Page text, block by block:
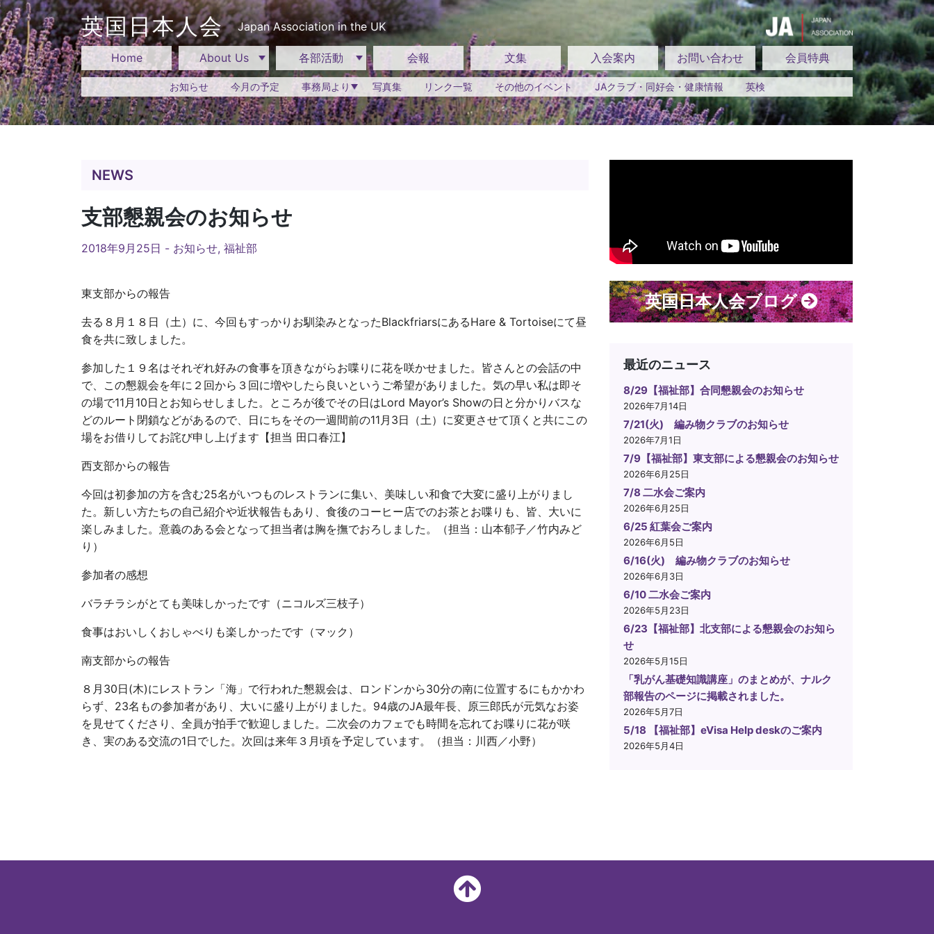
Skip
to
content
英国日本人会 Japan Association in the UK
Home About Us 各部活動 会報 文集 入会案内 お問い合わせ 会員特典
お知らせ 今月の予定 事務局より 写真集 リンク一覧 その他のイベント JAクラブ・同好会・健康情報 英検
NEWS
支部懇親会のお知らせ
2018年9月25日 - お知らせ, 福祉部
東支部からの報告
去る８月１８日（土）に、今回もすっかりお馴染みとなったBlackfriarsにあるHare & Tortoiseにて昼
食を共に致しました。
参加した１９名はそれぞれ好みの食事を頂きながらお喋りに花を咲かせました。皆さんとの会話の中
で、この懇親会を年に２回から３回に増やしたら良いというご希望がありました。気の早い私は即そ
の場で11月10日とお知らせしました。ところが後でその日はLord Mayor’s Showの日と分かりバスな
どのルート閉鎖などがあるので、日にちをその一週間前の11月3日（土） に変更させて頂くと共にこの
場をお借りしてお詫び申し上げます【担当 田口春江】
西支部からの報告
今回は初参加の方を含む25名がいつものレストランに集い、美味しい和食で大変に盛り上がりまし
た。新しい方たちの自己紹介や近状報告もあり、食後のコーヒー店でのお茶とお喋りも、皆、大いに
楽しみました。意義のある会となって担当者は胸を撫でおろしました。（担当：山本郁子／竹内みど
り）
参加者の感想
バラチラシがとても美味しかったです（ニコルズ三枝子）
食事はおいしくおしゃべりも楽しかったです（マック）
南支部からの報告
８月30日(木)にレストラン「海」で行われた懇親会は、ロンドンから30分の南に位置するにもかかわ
らず、23名もの参加者があり、大いに盛り上がりました。94歳のJA最年長、原三郎氏が元気なお姿
を見せてくださり、全員が拍手で歓迎しました。二次会のカフェでも時間を忘れてお喋りに花が咲
き、実のある交流の1日でした。次回は来年３月頃を予定しています。（担当：川西／小野）
英国日本人会ブログ
最近のニュース
8/29【福祉部】合同懇親会のお知らせ
2026年7月14日
7/21(火) 編み物クラブのお知らせ
2026年7月1日
7/9【福祉部】東支部による懇親会のお知らせ
2026年6月25日
7/8 二水会ご案内
2026年6月25日
6/25 紅葉会ご案内
2026年6月5日
6/16(火) 編み物クラブのお知らせ
2026年6月3日
6/10 二水会ご案内
2026年5月23日
6/23【福祉部】北支部による懇親会のお知ら
せ
2026年5月15日
「乳がん基礎知識講座」のまとめが、ナルク
部報告のページに掲載されました。
2026年5月7日
5/18 【福祉部】eVisa Help deskのご案内
2026年5月4日